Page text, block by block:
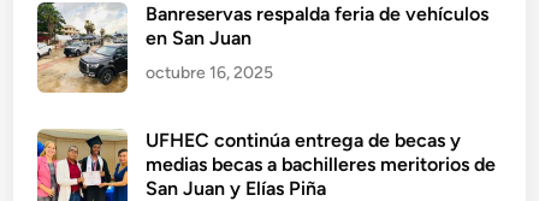
Banreservas respalda feria de vehículos
en San Juan
octubre 16, 2025
UFHEC continúa entrega de becas y
medias becas a bachilleres meritorios de
San Juan y Elías Piña